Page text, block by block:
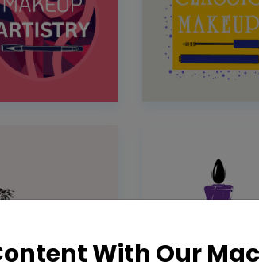
With Our